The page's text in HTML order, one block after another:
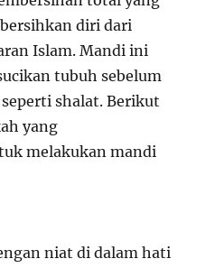
diri dari
Islam. Mandi ini
tubuh sebelum
shalat. Berikut
yang
melakukan mandi
niat di dalam hati